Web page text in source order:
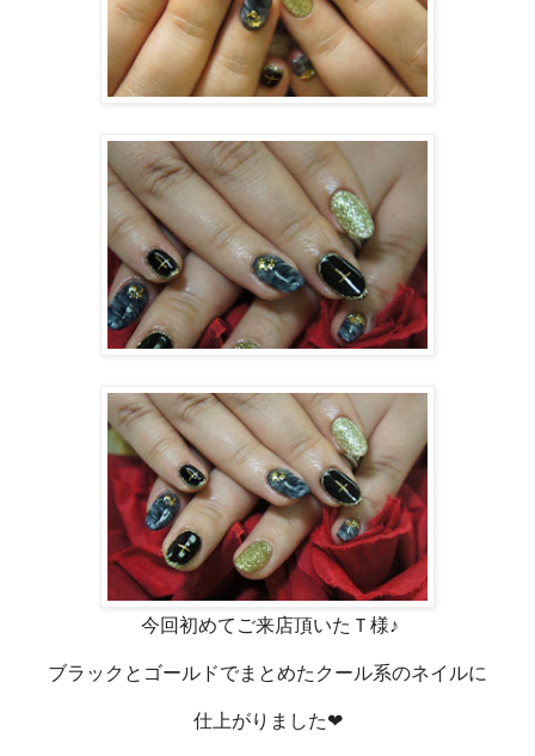
今回初めてご来店頂いたＴ様♪
ブラックとゴールドでまとめたクール系のネイルに
仕上がりました❤